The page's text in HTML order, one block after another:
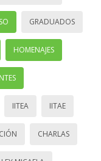
GRADUADOS
HOMENAJES
IITEA IITAE
CHARLAS